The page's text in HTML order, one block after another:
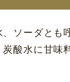
ソーダとも
酸水に甘味